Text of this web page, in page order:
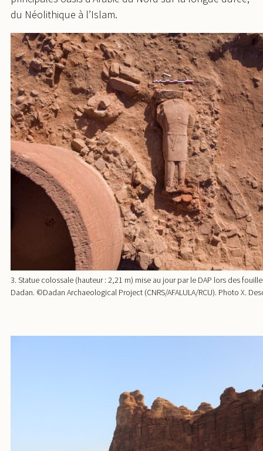
du Néolithique à l’Islam.
3. Statue colossale (hauteur : 2,21 m) mise au jour par le DAP lors des
Dadan. ©Dadan Archaeological Project (CNRS/AFALULA/RCU). Photo X.